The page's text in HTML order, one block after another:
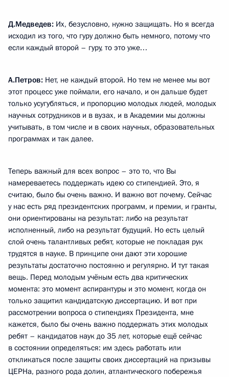
Д.Медведев: Их, безусловно, нужно защищать. Но я всегда
исходил из того, что гуру должно быть немного, потому что
если каждый второй – гуру, то это уже…
А.Петров: Нет, не каждый второй. Но тем не менее мы вот
этот процесс уже поймали, его начало, и он дальше будет
только усугубляться, и пропорцию молодых людей, молодых
научных сотрудников и в вузах, и в Академии мы должны
учитывать, в том числе и в своих научных, образовательных
программах и так далее.
Теперь важный для всех вопрос – это то, что Вы
намереваетесь поддержать идею со стипендией. Это, я
считаю, было бы очень важно. И важно вот почему. Сейчас
у нас есть ряд президентских программ, и премии, и гранты,
они ориентированы на результат: либо на результат
исполненный, либо на результат будущий. Но есть целый
слой очень талантливых ребят, которые не покладая рук
трудятся в науке. В принципе они дают эти хорошие
результаты достаточно постоянно и регулярно. И тут такая
вещь. Перед молодым учёным есть два критических
момента: это момент аспирантуры и это момент, когда он
только защитил кандидатскую диссертацию. И вот при
рассмотрении вопроса о стипендиях Президента, мне
кажется, было бы очень важно поддержать этих молодых
ребят – кандидатов наук до 35 лет, которые ещё сейчас
в состоянии определяться: им здесь работать или
откликаться после защиты своих диссертаций на призывы
ЦЕРНа, разного рода долин, атлантического побережья